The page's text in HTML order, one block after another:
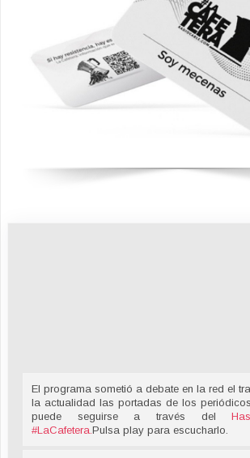
El programa sometió a debate en la red el
la actualidad las portadas de los
puede seguirse a través del
#LaCafetera Pulsa play para escucharlo.